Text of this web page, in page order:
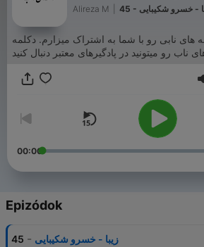
Alireza M زیبا - خسرو شکیبایی
های نابی رو با شما به اشتراک میزارم. دکلمه
00:00
Epizódok
45 - زیبا - خسرو شکیبایی